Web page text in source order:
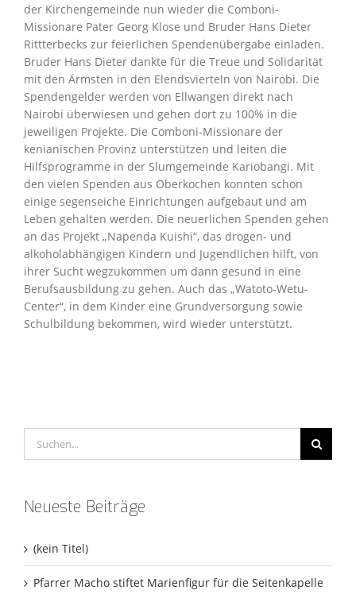
der Kirchengemeinde nun wieder die Comboni-
Missionare Pater Georg Klose und Bruder Hans Dieter
Rittterbecks zur feierlichen Spendenübergabe einladen.
Bruder Hans Dieter dankte für die Treue und Solidarität
mit den Ärmsten in den Elendsvierteln von Nairobi. Die
Spendengelder werden von Ellwangen direkt nach
Nairobi überwiesen und gehen dort zu 100% in die
jeweiligen Projekte. Die Comboni-Missionare der
kenianischen Provinz unterstützen und leiten die
Hilfsprogramme in der Slumgemeinde Kariobangi. Mit
den vielen Spenden aus Oberkochen konnten schon
einige segenseiche Einrichtungen aufgebaut und am
Leben gehalten werden. Die neuerlichen Spenden gehen
an das Projekt „Napenda Kuishi“, das drogen- und
alkoholabhängigen Kindern und Jugendlichen hilft, von
ihrer Sucht wegzukommen um dann gesund in eine
Berufsausbildung zu gehen. Auch das „Watoto-Wetu-
Center“, in dem Kinder eine Grundversorgung sowie
Schulbildung bekommen, wird wieder unterstützt.
nach:
Neueste Beiträge
(kein Titel)
Pfarrer Macho stiftet Marienfigur für die Seitenkapelle